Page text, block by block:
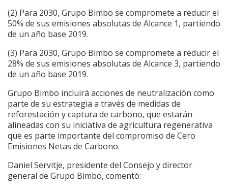
(2) Para 2030, Grupo Bimbo se compromete a reducir el
50% de sus emisiones absolutas de Alcance 1, partiendo
de un año base 2019.
(3) Para 2030, Grupo Bimbo se compromete a reducir el
28% de sus emisiones absolutas de Alcance 3, partiendo
de un año base 2019.
Grupo Bimbo incluirá acciones de neutralización como
parte de su estrategia a través de medidas de
reforestación y captura de carbono, que estarán
alineadas con su iniciativa de agricultura regenerativa
que es parte importante del compromiso de Cero
Emisiones Netas de Carbono.
Daniel Servitje, presidente del Consejo y director
general de Grupo Bimbo, comentó: